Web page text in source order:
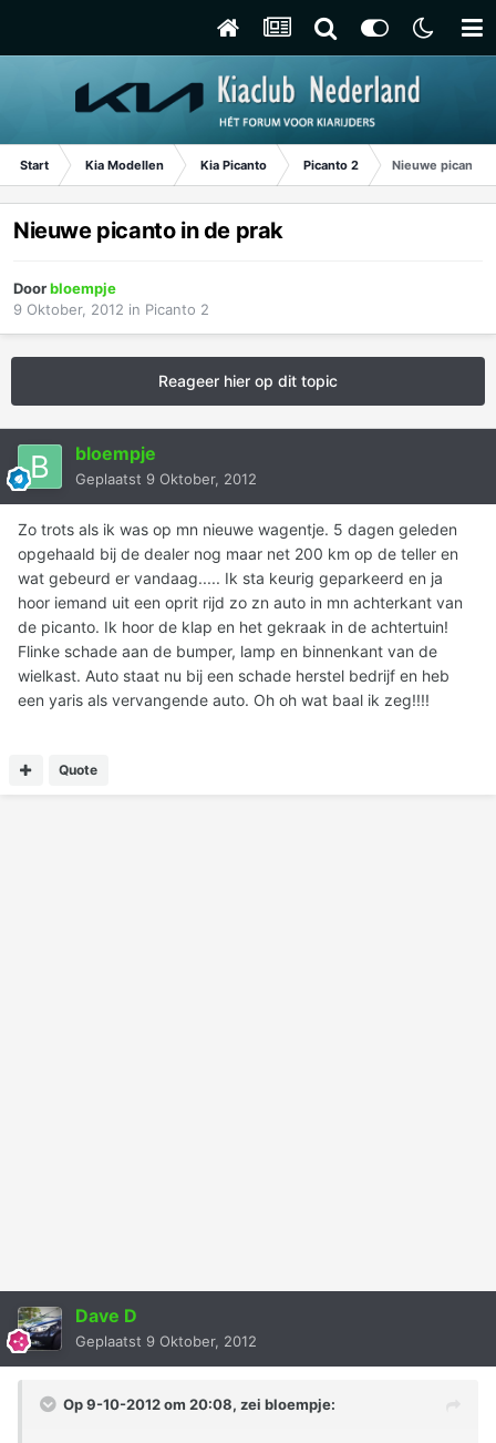
Start Kia Modellen Kia Picanto Picanto 2 Nieuwe picanto
Nieuwe picanto in de prak
Doorbloempje
9 Oktober, 2012 in Picanto 2
Reageer hier op dit topic
bloempje
Geplaatst 9 Oktober, 2012
Zo trots als ik was op mn nieuwe wagentje. 5 dagen geleden
opgehaald bij de dealer nog maar net 200 km op de teller en
wat gebeurd er vandaag..... Ik sta keurig geparkeerd en ja
hoor iemand uit een oprit rijd zo zn auto in mn achterkant van
de picanto. Ik hoor de klap en het gekraak in de achtertuin!
Flinke schade aan de bumper, lamp en binnenkant van de
wielkast. Auto staat nu bij een schade herstel bedrijf en heb
een yaris als vervangende auto. Oh oh wat baal ik zeg!!!!
Quote
Dave D
Geplaatst 9 Oktober, 2012
Op 9-10-2012 om 20:08, zei bloempje: